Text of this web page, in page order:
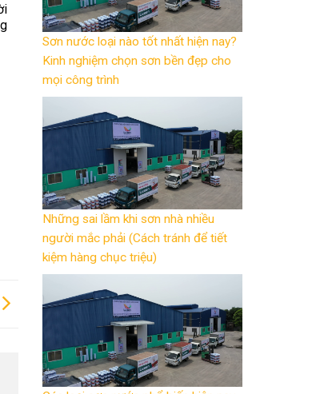
Sơn nước loại nào tốt nhất hiện nay?
Kinh nghiệm chọn sơn bền đẹp cho
mọi công trình
Những sai lầm khi sơn nhà nhiều
người mắc phải (Cách tránh để tiết
kiệm hàng chục triệu)